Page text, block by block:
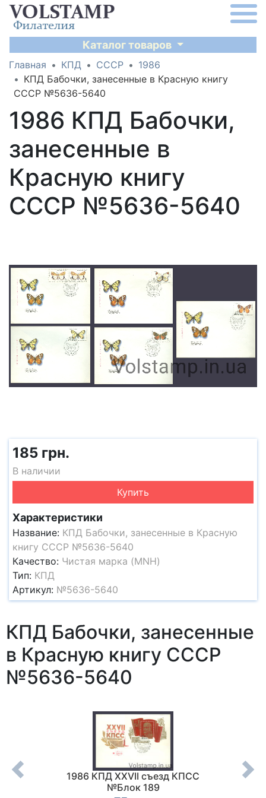
Каталог товаров
Главная КПД СССР
1986
КПД Бабочки, занесенные в Красную книгу
СССР №5636-5640
1986 КПД Бабочки,
занесенные в
Красную книгу
СССР №5636-5640
185 грн.
В наличии
Купить
Характеристики
Название: КПД Бабочки, занесенные в Красную
книгу СССР №5636-5640
Качество: Чистая марка (MNH)
Тип: КПД
Артикул: №5636-5640
КПД Бабочки, занесенные
в Красную книгу СССР
№5636-5640
1986 КПД XXVII съезд КПСС
№Блок 189